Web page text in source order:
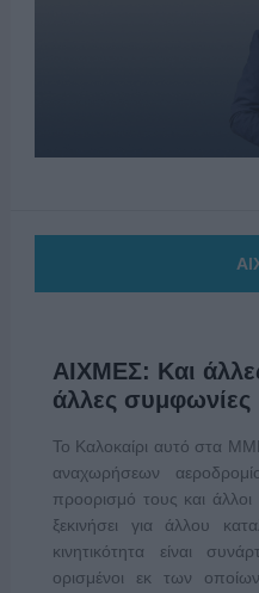
ΑΙΧΜΕΣ: Και
άλλες συμφωνίες
Το Καλοκαίρι αυτό στα
αναχωρήσεων
προορισμό τους και
ξεκινήσει για άλλου
κινητικότητα είναι
ορισμένοι εκ των